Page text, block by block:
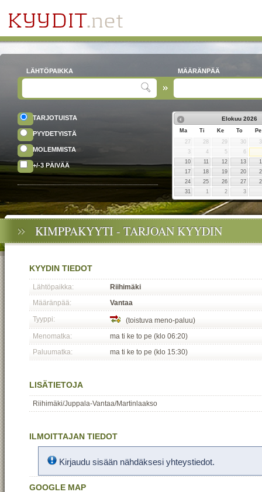
LÄHTÖPAIKKA MÄÄRÄNPÄÄ
TARJOTUISTA
PYYDETYISTÄ
MOLEMMISTA
+/-3 PÄIVÄÄ
Elokuu 2026
Ma Ti Ke To
Pe
27
28 29 30
3
4 5
6
10
11 12 13
17
18 19 20
24
25 26 27
31
1 2 3
KIMPPAKYYTI - TARJOAN KYYDIN
KYYDIN TIEDOT
Lähtöpaikka:
Riihimäki
Määränpää:
Vantaa
Tyyppi:
(toistuva meno-paluu)
Menomatka:
ma ti ke to pe (klo 06:20)
Paluumatka:
ma ti ke to pe (klo 15:30)
LISÄTIETOJA
Riihimäki/Juppala-Vantaa/Martinlaakso
ILMOITTAJAN TIEDOT
Kirjaudu sisään nähdäksesi yhteystiedot.
GOOGLE MAP